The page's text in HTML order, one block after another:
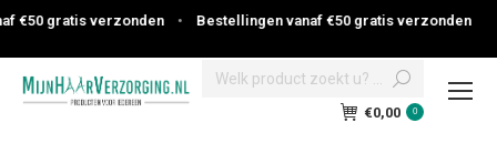
€50 gratis verzonden Bestellingen vanaf €50 gratis verzonden
Search:
€0,00 0